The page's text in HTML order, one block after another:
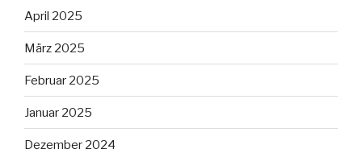
April 2025
März 2025
Februar 2025
Januar 2025
Dezember 2024